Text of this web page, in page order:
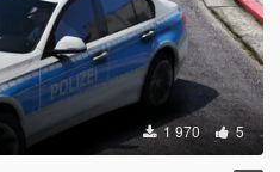
1 970 5